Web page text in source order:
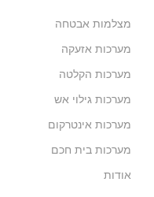
מצלמות אבטחה
מערכות אזעקה
מערכות הקלטה
מערכות גילוי אש
מערכות אינטרקום
מערכות בית חכם
אודות